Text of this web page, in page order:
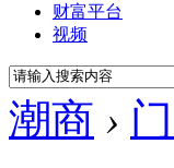
财富平台
视频
潮商 ›